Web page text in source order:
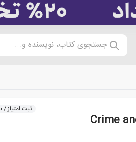
جستجوی کتاب، نویسنده و...
ثبت امتیاز /